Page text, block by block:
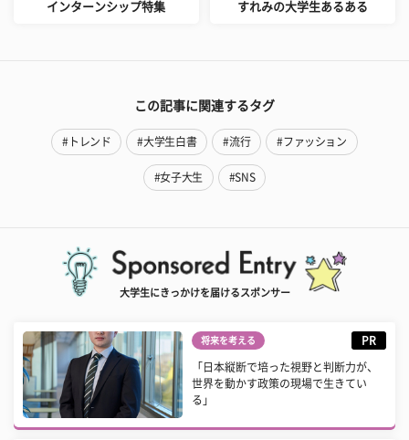
インターンシップ特集 すれみの大学生あるある
この記事に関連するタグ
#トレンド #大学生白書 #流行 #ファッション
#女子大生 #SNS
大学生にきっかけを届けるスポンサー
将来を考える PR
「日本縦断で培った視野と判断力が、
世界を動かす政策の現場で生きてい
る」